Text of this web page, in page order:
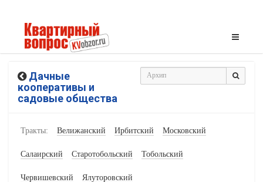
Дачные
кооперативы и
садовые общества
Тракты: Велижанский Ирбитский Московский
Салаирский Старотобольский Тобольский
Червишевский Ялуторовский